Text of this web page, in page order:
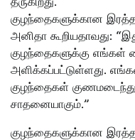
குழந்தைகளுக்கான
அனிதா கூறியதாவது:
குழந்தைகளுக்கு எங்கள்
அளிக்கப்பட்டுள்ளது.
குழந்தைகள் குணமடைந்து
சாதனையாகும்.”
குழந்தைகளுக்கான